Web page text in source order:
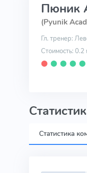
Пюник
(Pyunik
Гл. тренер:
Стоимость: 0.2
⬤ ⬤ ⬤ ⬤ ⬤
Статистика